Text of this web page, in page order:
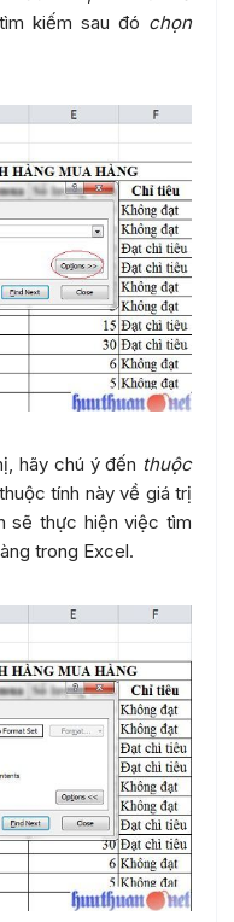
kiếm sau đó chọn
hãy chú ý đến thuộc
tính này về giá trị
sẽ thực hiện việc tìm
trong Excel.